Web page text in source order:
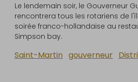
Le lendemain soir, le Gouverneur
rencontrera tous les rotariens de
soirée franco-hollandaise au
Simpson bay.
Saint-Martin gouverneur